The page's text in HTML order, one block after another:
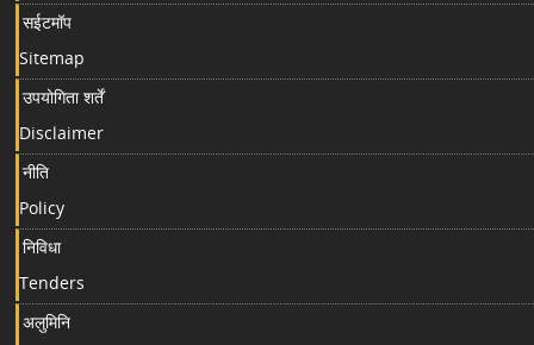
सईटमॉप
Sitemap
उपयोगिता शर्तें
Disclaimer
नीति
Policy
निविधा
Tenders
अलुमिनि